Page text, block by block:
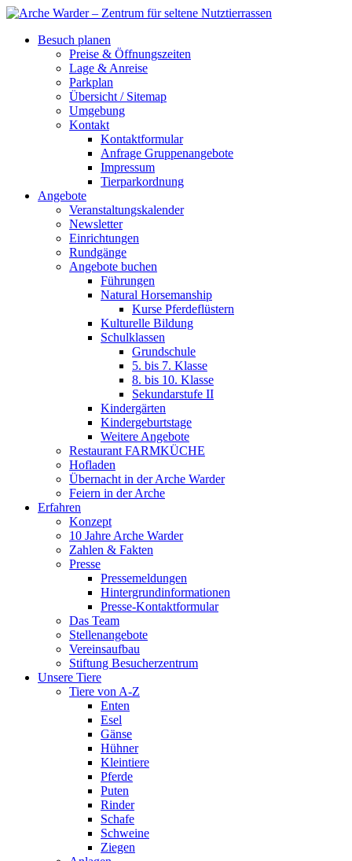
Besuch planen
Preise & Öffnungszeiten
Lage & Anreise
Parkplan
Übersicht / Sitemap
Umgebung
Kontakt
Kontaktformular
Anfrage Gruppenangebote
Impressum
Tierparkordnung
Angebote
Veranstaltungskalender
Newsletter
Einrichtungen
Rundgänge
Angebote buchen
Führungen
Natural Horsemanship
Kurse Pferdeflüstern
Kulturelle Bildung
Schulklassen
Grundschule
5. bis 7. Klasse
8. bis 10. Klasse
Sekundarstufe II
Kindergärten
Kindergeburtstage
Weitere Angebote
Restaurant FARMKÜCHE
Hofladen
Übernacht in der Arche Warder
Feiern in der Arche
Erfahren
Konzept
10 Jahre Arche Warder
Zahlen & Fakten
Presse
Pressemeldungen
Hintergrundinformationen
Presse-Kontaktformular
Das Team
Stellenangebote
Vereinsaufbau
Stiftung Besucherzentrum
Unsere Tiere
Tiere von A-Z
Enten
Esel
Gänse
Hühner
Kleintiere
Pferde
Puten
Rinder
Schafe
Schweine
Ziegen